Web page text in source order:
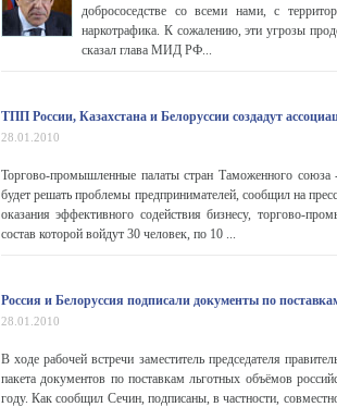
добрососедстве со всеми нами, с
наркотрафика. К сожалению, эти угрозы
сказал глава МИД РФ...
ТПП России, Казахстана и Белоруссии создадут
28.01.2010
Торгово-промышленные палаты стран Таможенного союза
будет решать проблемы предпринимателей, сообщил на
оказания эффективного содействия бизнесу, торгово-
состав которой войдут 30 человек, по 10 ...
Россия и Белоруссия подписали документы по
28.01.2010
В ходе рабочей встречи заместитель председателя
пакета документов по поставкам льготных объёмов
году. Как сообщил Сечин, подписаны, в частности,